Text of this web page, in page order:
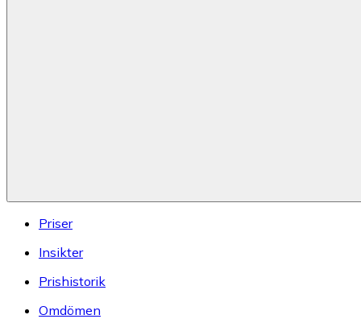
Priser
Insikter
Prishistorik
Omdömen